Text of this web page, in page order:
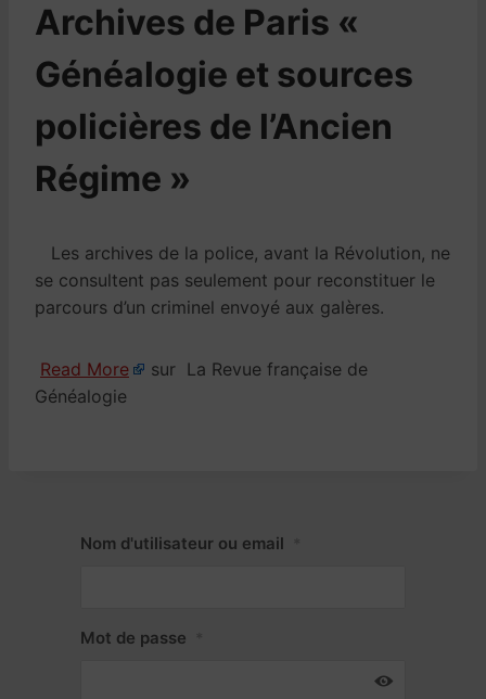
Archives de Paris «
Généalogie et sources
policières de l’Ancien
Régime »
Les archives de la police, avant la Révolution, ne
se consultent pas seulement pour reconstituer le
parcours d’un criminel envoyé aux galères.
Read More
sur La Revue française de
Généalogie
Nom d'utilisateur ou email
Mot de passe